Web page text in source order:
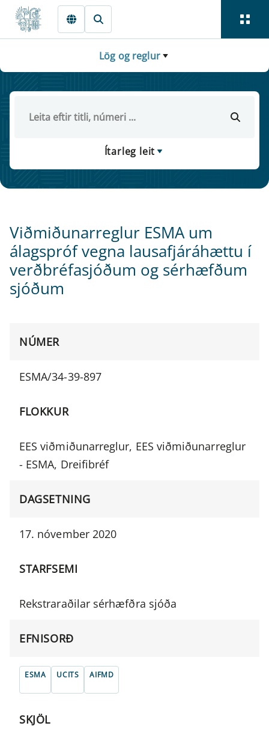
Fara beint í Meginmál
Lög og reglur
Ítarleg leit
Viðmiðunarreglur ESMA um
álagspróf vegna lausafjáráhættu í
verðbréfasjóðum og sérhæfðum
sjóðum
NÚMER
ESMA/34-39-897
FLOKKUR
EES viðmiðunarreglur, EES viðmiðunarreglur
- ESMA, Dreifibréf
DAGSETNING
17. nóvember 2020
STARFSEMI
Rekstraraðilar sérhæfðra sjóða
EFNISORÐ
ESMA UCITS AIFMD
SKJÖL